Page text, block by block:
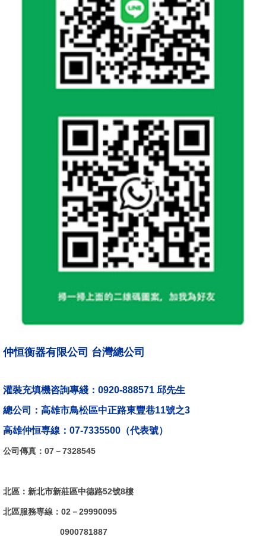
仲恒衡器有限公司 台灣總公司
灌裝充填機咨詢專綫：0920-888571 邱先生
總公司：高雄市鳥松區中正路東豐巷11號之3
高雄仲恒専線：07-7335500（代表號）
公司傳真：07－7328545
北區：新北市新莊區中德路52號8樓
北區服務専線：02－29990095
0900781887